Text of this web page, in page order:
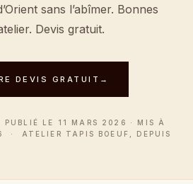
sans l’abîmer. Bonnes
Devis gratuit.
DEVIS GRATUIT →
LE 11 MARS 2026 · MIS À
· ATELIER TAPIS BOEUF, DEPUIS